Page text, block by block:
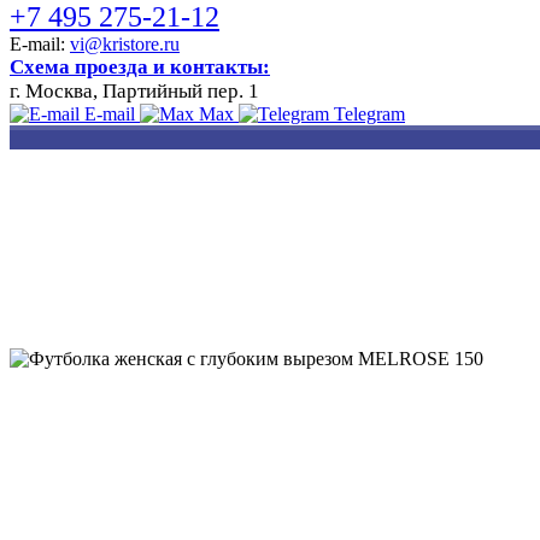
+7 495 275-21-12
E-mail: vi@kristore.ru
Схема проезда и контакты:
г. Москва, Партийный пер. 1
E-mail Max Telegram